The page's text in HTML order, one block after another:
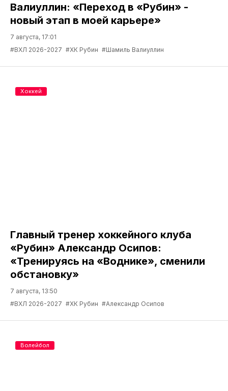
Валиуллин: «Переход в «Рубин» -
новый этап в моей карьере»
7 августа, 17:01
#ВХЛ 2026-2027 #ХК Рубин #Шамиль Валиуллин
Главный тренер хоккейного клуба
«Рубин» Александр Осипов:
«Тренируясь на «Воднике», сменили
обстановку»
7 августа, 13:50
#ВХЛ 2026-2027 #ХК Рубин #Александр Осипов
Хоккей
Волейбол